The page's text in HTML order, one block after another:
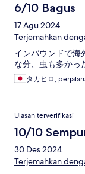
6/10 Bagus
17 Agu 2024
Terjemahkan
インバウンドで海
な分、虫も多かっ
タカヒロ,
Ulasan terverifikasi
10/10
30 Des 2024
Terjemahkan